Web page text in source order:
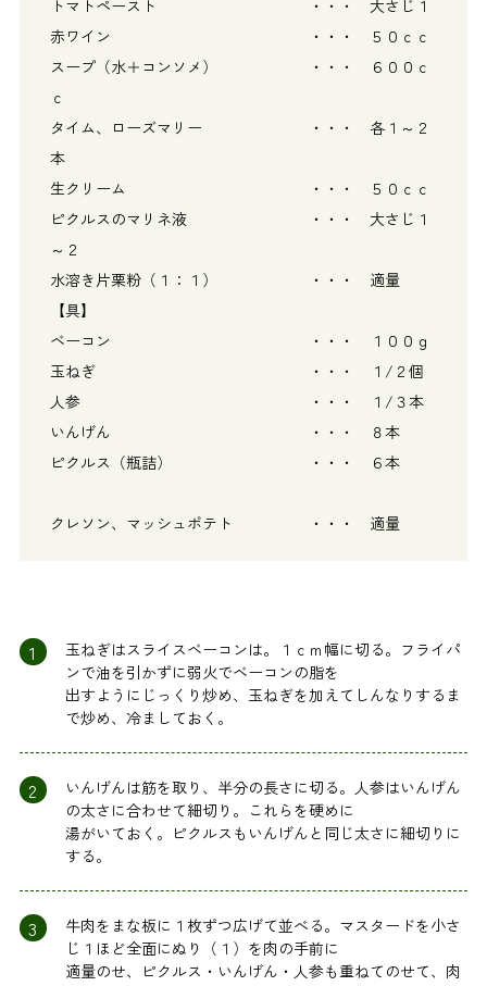
トマトペースト ・・・ 大さじ１
赤ワイン ・・・ ５０ｃｃ
スープ（水＋コンソメ） ・・・ ６００ｃ
ｃ
タイム、ローズマリー ・・・ 各１～２
本
生クリーム ・・・ ５０ｃｃ
ピクルスのマリネ液 ・・・ 大さじ１
～２
水溶き片栗粉（１：１） ・・・ 適量
【具】
ベーコン ・・・ １００ｇ
玉ねぎ ・・・ １/２個
人参 ・・・ １/３本
いんげん ・・・ ８本
ピクルス（瓶詰） ・・・ ６本
クレソン、マッシュポテト ・・・ 適量
1
玉ねぎはスライスベーコンは。１ｃｍ幅に切る。フライパ
ンで油を引かずに弱火でベーコンの脂を
出すようにじっくり炒め、玉ねぎを加えてしんなりするま
で炒め、冷ましておく。
2
いんげんは筋を取り、半分の長さに切る。人参はいんげん
の太さに合わせて細切り。これらを硬めに
湯がいておく。ピクルスもいんげんと同じ太さに細切りに
する。
3
牛肉をまな板に１枚ずつ広げて並べる。マスタードを小さ
じ１ほど全面にぬり（１）を肉の手前に
適量のせ、ピクルス・いんげん・人参も重ねてのせて、肉